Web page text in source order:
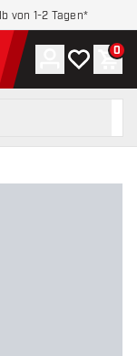
von 1-2 Tagen*
Konto
Meine 0